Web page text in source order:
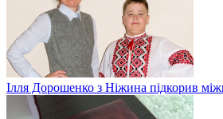
Ілля Дорошенко з Ніжина підкорив